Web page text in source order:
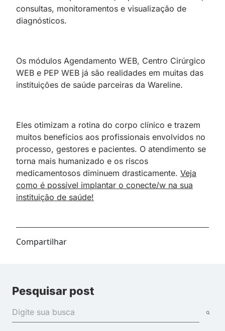
consultas, monitoramentos e visualização de
diagnósticos.
Os módulos Agendamento WEB, Centro Cirúrgico
WEB e PEP WEB já são realidades em muitas das
instituições de saúde parceiras da Wareline.
Eles otimizam a rotina do corpo clínico e trazem
muitos benefícios aos profissionais envolvidos no
processo, gestores e pacientes. O atendimento se
torna mais humanizado e os riscos
medicamentosos diminuem drasticamente. Veja
como é possível implantar o conecte/w na sua
instituição de saúde!
Compartilhar
Pesquisar post